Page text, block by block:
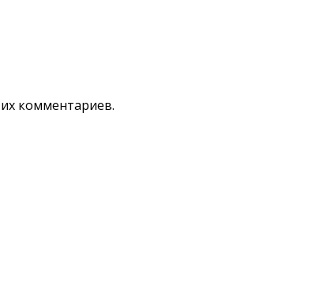
комментариев.